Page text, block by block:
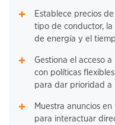
Establece precios
tipo de conductor, la
de energía y el
Gestiona el acceso
con políticas
para dar prioridad a
Muestra anuncios
para interactuar